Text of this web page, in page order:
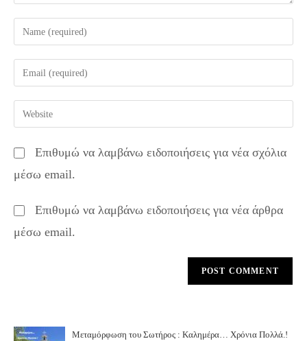
Enter
your
name
comment
Enter
your
email
address
comment
Enter
your
URL
(optional)
Επιθυμώ να λαμβάνω ειδοποιήσεις για νέα σχόλια
μέσω email.
Επιθυμώ να λαμβάνω ειδοποιήσεις για νέα άρθρα
μέσω email.
Μεταμόρφωση του Σωτήρος : Καλημέρα… Χρόνια Πολλά.!